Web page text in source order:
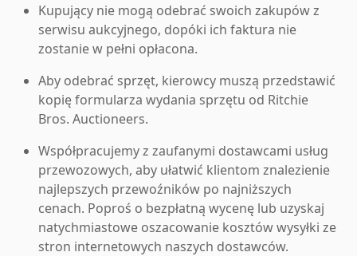
Kupujący nie mogą odebrać swoich zakupów z
serwisu aukcyjnego, dopóki ich faktura nie
zostanie w pełni opłacona.
Aby odebrać sprzęt, kierowcy muszą przedstawić
kopię formularza wydania sprzętu od Ritchie
Bros. Auctioneers.
Współpracujemy z zaufanymi dostawcami usług
przewozowych, aby ułatwić klientom znalezienie
najlepszych przewoźników po najniższych
cenach. Poproś o bezpłatną wycenę lub uzyskaj
natychmiastowe oszacowanie kosztów wysyłki ze
stron internetowych naszych dostawców.